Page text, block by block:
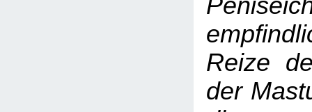
Reize
der